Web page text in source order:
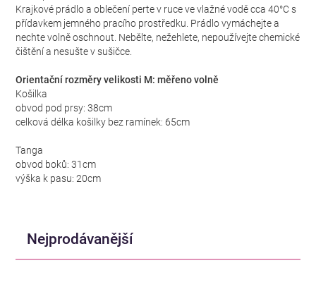
Krajkové prádlo a oblečení perte v ruce ve vlažné vodě cca 40°C s
přídavkem jemného pracího prostředku. Prádlo vymáchejte a
nechte volně oschnout. Nebělte, nežehlete, nepoužívejte chemické
čištění a nesušte v sušičce.
Orientační rozměry velikosti M: měřeno volně
Košilka
obvod pod prsy: 38cm
celková délka košilky bez ramínek: 65cm
Tanga
obvod boků: 31cm
výška k pasu: 20cm
Nejprodávanější